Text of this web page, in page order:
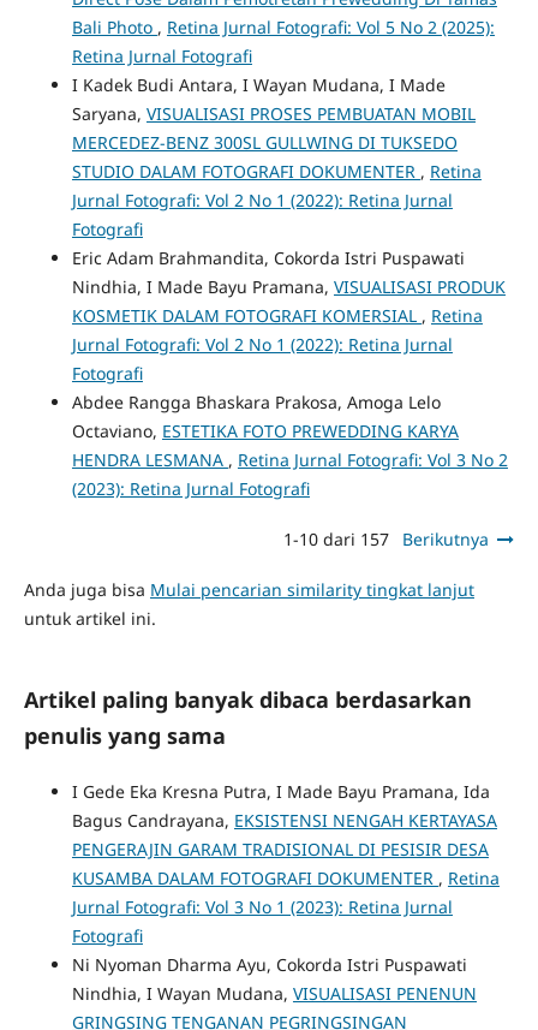
Bali Photo , Retina Jurnal Fotografi: Vol 5 No 2 (2025):
Retina Jurnal Fotografi
I Kadek Budi Antara, I Wayan Mudana, I Made
Saryana, VISUALISASI PROSES PEMBUATAN MOBIL
MERCEDEZ-BENZ 300SL GULLWING DI TUKSEDO
STUDIO DALAM FOTOGRAFI DOKUMENTER , Retina
Jurnal Fotografi: Vol 2 No 1 (2022): Retina Jurnal
Fotografi
Eric Adam Brahmandita, Cokorda Istri Puspawati
Nindhia, I Made Bayu Pramana, VISUALISASI PRODUK
KOSMETIK DALAM FOTOGRAFI KOMERSIAL , Retina
Jurnal Fotografi: Vol 2 No 1 (2022): Retina Jurnal
Fotografi
Abdee Rangga Bhaskara Prakosa, Amoga Lelo
Octaviano, ESTETIKA FOTO PREWEDDING KARYA
HENDRA LESMANA , Retina Jurnal Fotografi: Vol 3 No 2
(2023): Retina Jurnal Fotografi
1-10 dari 157 Berikutnya
Anda juga bisa Mulai pencarian similarity tingkat lanjut
untuk artikel ini.
Artikel paling banyak dibaca berdasarkan
penulis yang sama
I Gede Eka Kresna Putra, I Made Bayu Pramana, Ida
Bagus Candrayana, EKSISTENSI NENGAH KERTAYASA
PENGERAJIN GARAM TRADISIONAL DI PESISIR DESA
KUSAMBA DALAM FOTOGRAFI DOKUMENTER , Retina
Jurnal Fotografi: Vol 3 No 1 (2023): Retina Jurnal
Fotografi
Ni Nyoman Dharma Ayu, Cokorda Istri Puspawati
Nindhia, I Wayan Mudana, VISUALISASI PENENUN
GRINGSING TENGANAN PEGRINGSINGAN